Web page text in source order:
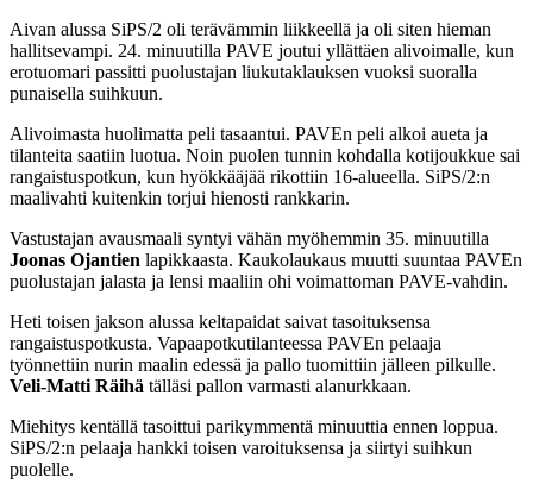
Aivan alussa SiPS/2 oli terävämmin liikkeellä ja oli siten hieman
hallitsevampi. 24. minuutilla PAVE joutui yllättäen alivoimalle, kun
erotuomari passitti puolustajan liukutaklauksen vuoksi suoralla
punaisella suihkuun.
Alivoimasta huolimatta peli tasaantui. PAVEn peli alkoi aueta ja
tilanteita saatiin luotua. Noin puolen tunnin kohdalla kotijoukkue sai
rangaistuspotkun, kun hyökkääjää rikottiin 16-alueella. SiPS/2:n
maalivahti kuitenkin torjui hienosti rankkarin.
Vastustajan avausmaali syntyi vähän myöhemmin 35. minuutilla
Joonas Ojantien lapikkaasta. Kaukolaukaus muutti suuntaa PAVEn
puolustajan jalasta ja lensi maaliin ohi voimattoman PAVE-vahdin.
Heti toisen jakson alussa keltapaidat saivat tasoituksensa
rangaistuspotkusta. Vapaapotkutilanteessa PAVEn pelaaja
työnnettiin nurin maalin edessä ja pallo tuomittiin jälleen pilkulle.
Veli-Matti Räihä tälläsi pallon varmasti alanurkkaan.
Miehitys kentällä tasoittui parikymmentä minuuttia ennen loppua.
SiPS/2:n pelaaja hankki toisen varoituksensa ja siirtyi suihkun
puolelle.